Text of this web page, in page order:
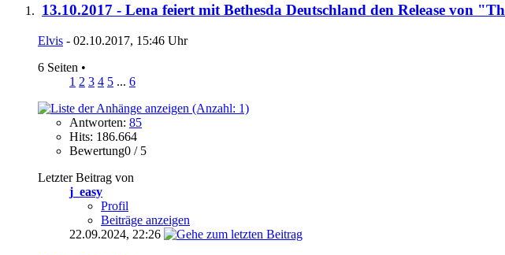
13.10.2017 - Lena feiert mit Bethesda Deutschland den Release von
Elvis - 02.10.2017, 15:46 Uhr
6 Seiten •
1 2 3 4 5 ... 6
Antworten: 85
Hits: 186.664
Bewertung0 / 5
Letzter Beitrag von
j_easy
Profil
Beiträge anzeigen
22.09.2024, 22:26